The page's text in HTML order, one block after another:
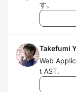
す。
Takefumi
Web
t AST.